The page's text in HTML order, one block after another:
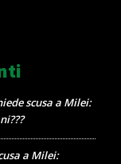
scusa a Milei:
a Milei: